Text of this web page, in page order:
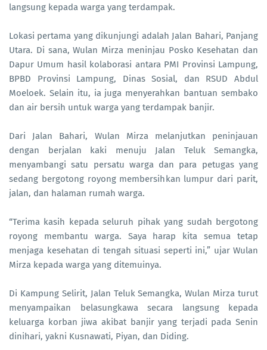
langsung kepada warga yang terdampak.
Lokasi pertama yang dikunjungi adalah Jalan Bahari, Panjang
Utara. Di sana, Wulan Mirza meninjau Posko Kesehatan dan
Dapur Umum hasil kolaborasi antara PMI Provinsi Lampung,
BPBD Provinsi Lampung, Dinas Sosial, dan RSUD Abdul
Moeloek. Selain itu, ia juga menyerahkan bantuan sembako
dan air bersih untuk warga yang terdampak banjir.
Dari Jalan Bahari, Wulan Mirza melanjutkan peninjauan
dengan berjalan kaki menuju Jalan Teluk Semangka,
menyambangi satu persatu warga dan para petugas yang
sedang bergotong royong membersihkan lumpur dari parit,
jalan, dan halaman rumah warga.
“Terima kasih kepada seluruh pihak yang sudah bergotong
royong membantu warga. Saya harap kita semua tetap
menjaga kesehatan di tengah situasi seperti ini,” ujar Wulan
Mirza kepada warga yang ditemuinya.
Di Kampung Selirit, Jalan Teluk Semangka, Wulan Mirza turut
menyampaikan belasungkawa secara langsung kepada
keluarga korban jiwa akibat banjir yang terjadi pada Senin
dinihari, yakni Kusnawati, Piyan, dan Diding.